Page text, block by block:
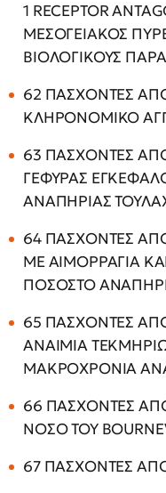
1 RECEPTOR
ΜΕΣΟΓΕΙΑΚΟΣ
ΒΙΟΛΟΓΙΚΟΥΣ
62 ΠΑΣΧΟΝΤΕΣ
ΚΛΗΡΟΝΟΜΙΚΟ
63 ΠΑΣΧΟΝΤΕΣ
ΓΕΦΥΡΑΣ
ΑΝΑΠΗΡΙΑΣ
64 ΠΑΣΧΟΝΤΕΣ
ΜΕ ΑΙΜΟΡΡΑΓΙΑ
ΠΟΣΟΣΤΟ
65 ΠΑΣΧΟΝΤΕΣ
ΑΝΑΙΜΙΑ
ΜΑΚΡΟΧΡΟΝΙΑ
66 ΠΑΣΧΟΝΤΕΣ
ΝΟΣΟ ΤΟΥ
67 ΠΑΣΧΟΝΤΕΣ